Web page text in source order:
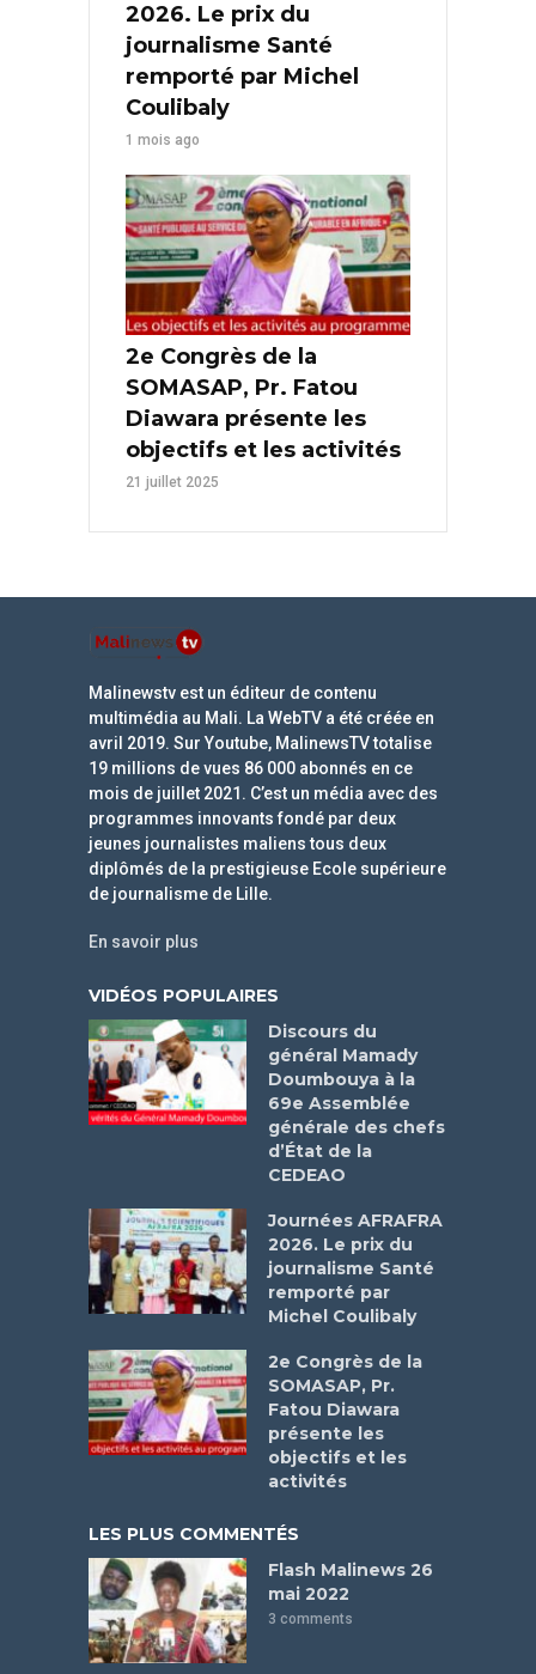
2026. Le prix du
journalisme Santé
remporté par Michel
Coulibaly
1 mois ago
2e Congrès de la
SOMASAP, Pr. Fatou
Diawara présente les
objectifs et les activités
21 juillet 2025
Malinewstv est un éditeur de contenu
multimédia au Mali. La WebTV a été créée en
avril 2019. Sur Youtube, MalinewsTV totalise
19 millions de vues 86 000 abonnés en ce
mois de juillet 2021. C’est un média avec des
programmes innovants fondé par deux
jeunes journalistes maliens tous deux
diplômés de la prestigieuse Ecole supérieure
de journalisme de Lille.
En savoir plus
VIDÉOS POPULAIRES
Discours du
général Mamady
Doumbouya à la
69e Assemblée
générale des chefs
d’État de la
CEDEAO
Journées AFRAFRA
2026. Le prix du
journalisme Santé
remporté par
Michel Coulibaly
2e Congrès de la
SOMASAP, Pr.
Fatou Diawara
présente les
objectifs et les
activités
LES PLUS COMMENTÉS
Flash Malinews 26
mai 2022
3 comments